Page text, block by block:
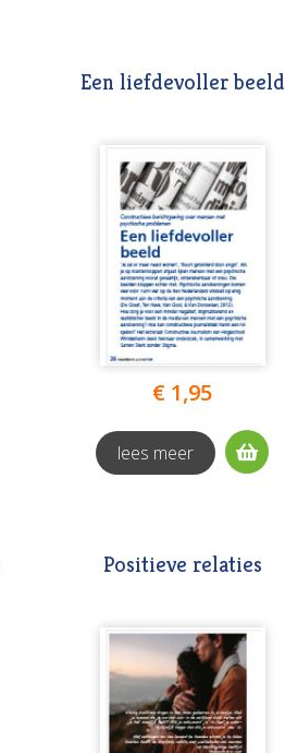
Een liefdevoller beeld
€ 1,95
lees meer
Positieve relaties